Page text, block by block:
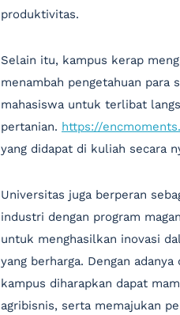
produktivitas.
Selain itu, kampus kerap
menambah pengetahuan
mahasiswa untuk terlibat
pertanian. https://
yang didapat di kuliah secara
Universitas juga berperan
industri dengan program
untuk menghasilkan inovasi
yang berharga. Dengan
kampus diharapkan dapat
agribisnis, serta memajukan